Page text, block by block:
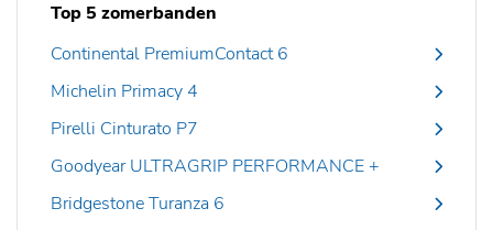
Top 5 zomerbanden
Continental PremiumContact 6
Michelin Primacy 4
Pirelli Cinturato P7
Goodyear ULTRAGRIP PERFORMANCE +
Bridgestone Turanza 6